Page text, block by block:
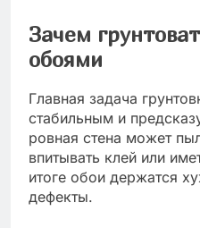
Зачем
обоями
Главная задача
стабильным и
ровная стена может
впитывать клей или
итоге обои держатся
дефекты.